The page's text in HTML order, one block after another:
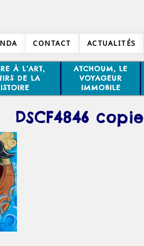
CONTACT ACTUALITÉS
À L’ART,
DE LA
ATCHOUM, LE
VOYAGEUR
IMMOBILE
DSCF4846 copie